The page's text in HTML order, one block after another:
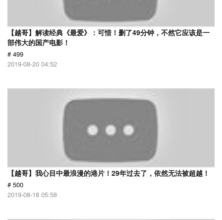
【越哥】解读经典《最爱》：可惜！删了49分钟，不然它应该是一
部伟大的国产电影！
# 499
2019-08-20 04:52
【越哥】我心目中最浪漫的港片！29年过去了，依然无法被超越！
# 500
2019-08-18 05:58